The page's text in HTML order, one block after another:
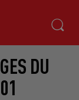
DU